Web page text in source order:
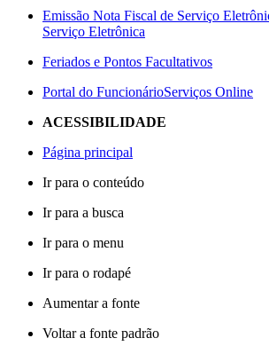
Emissão Nota Fiscal de Serviço
Serviço Eletrônica
Feriados e Pontos Facultativos
Portal do FuncionárioServiços Online
ACESSIBILIDADE
Página principal
Ir para o conteúdo
Ir para a busca
Ir para o menu
Ir para o rodapé
Aumentar a fonte
Voltar a fonte padrão